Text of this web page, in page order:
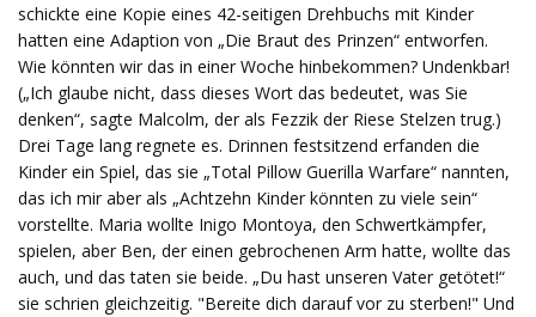
schickte eine Kopie eines 42-seitigen Drehbuchs mit Kinder
hatten eine Adaption von „Die Braut des Prinzen“ entworfen.
Wie könnten wir das in einer Woche hinbekommen? Undenkbar!
(„Ich glaube nicht, dass dieses Wort das bedeutet, was Sie
denken“, sagte Malcolm, der als Fezzik der Riese Stelzen trug.)
Drei Tage lang regnete es. Drinnen festsitzend erfanden die
Kinder ein Spiel, das sie „Total Pillow Guerilla Warfare“ nannten,
das ich mir aber als „Achtzehn Kinder könnten zu viele sein“
vorstellte. Maria wollte Inigo Montoya, den Schwertkämpfer,
spielen, aber Ben, der einen gebrochenen Arm hatte, wollte das
auch, und das taten sie beide. „Du hast unseren Vater getötet!“
sie schrien gleichzeitig. "Bereite dich darauf vor zu sterben!" Und